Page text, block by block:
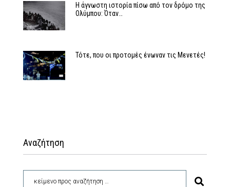
Η άγνωστη ιστορία πίσω από τον δρόμο της
Ολύμπου: Όταν…
Τότε, που οι προτομές ένωναν τις Μενετές!
Αναζήτηση